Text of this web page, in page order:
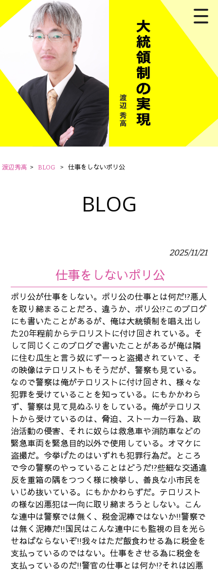
渡辺秀高 > BLOG > 仕事をしないポリ公
BLOG
2025/11/21
仕事をしないポリ公
ポリ公が仕事をしない。ポリ公の仕事とは何だ!?悪人
を取り締まることだろ、違うか、ポリ公!?このブログ
にも書いたことがあるが、俺は大統領制を唱え出し
た20年程前からテロリストに付け回されている。そ
して同じくこのブログで書いたことがあるが俺は隣
に住む瓜生と言う奴にずーっと盗撮されていて、そ
の映像はテロリストもそうだが、警察も見ている。
なので警察は俺がテロリストに付け回され、様々な
犯罪を受けていることを知っている。にもかかわら
ず、警察は見て見ぬふりをしている。俺がテロリス
トから受けているのは、脅迫、ストーカー行為、政
治活動の侵害、それに奴らは救急車や消防車などの
緊急車両を緊急目的以外で使用している。オマケに
盗撮だ。今挙げたのはいずれも犯罪行為だ。ところ
で今の警察のやっていることはどうだ!?些細な交通違
反を重箱の隅をつつく様に検挙し、善良な小市民を
いじめ抜いている。にもかかわらずだ。テロリスト
の様な凶悪犯は一向に取り締まろうとしない。こん
な連中は警察では無く、税金泥棒ではないか!!警察で
は無く泥棒だ!!国民はこんな連中にも監視の目を光ら
せねばならないぞ!!我々はただ飯食わせる為に税金を
支払っているのではない。仕事をさせる為に税金を
支払っているのだ!!警官の仕事とは何か!?それは凶悪